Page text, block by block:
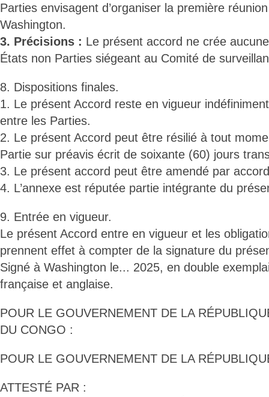
Parties envisagent d’organiser la première
Washington.
3. Précisions : Le présent accord ne crée
États non Parties siégeant au Comité de
8. Dispositions finales.
1. Le présent Accord reste en vigueur
entre les Parties.
2. Le présent Accord peut être résilié à tout
Partie sur préavis écrit de soixante (60) jours
3. Le présent accord peut être amendé par
4. L’annexe est réputée partie intégrante du
9. Entrée en vigueur.
Le présent Accord entre en vigueur et les
prennent effet à compter de la signature du
Signé à Washington le... 2025, en double
française et anglaise.
POUR LE GOUVERNEMENT DE LA
DU CONGO :
POUR LE GOUVERNEMENT DE LA
ATTESTÉ PAR :